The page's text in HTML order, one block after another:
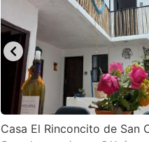
Casa El Rinconcito de San